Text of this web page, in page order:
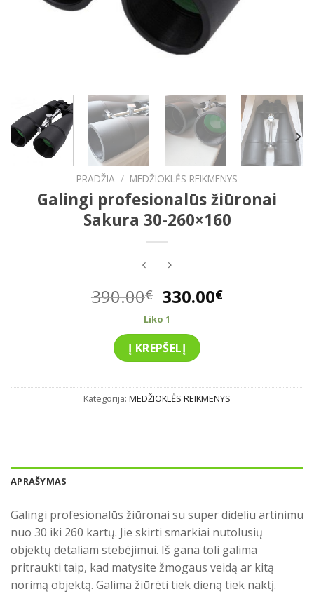
PRADŽIA / MEDŽIOKLĖS REIKMENYS
Galingi profesionalūs žiūronai
Sakura 30-260×160
390.00€ Original
price
was:
390.00€.
330.00€Current
Liko 1
Į KREPŠELĮ
Kategorija: MEDŽIOKLĖS REIKMENYS
APRAŠYMAS
Galingi profesionalūs žiūronai su super dideliu artinimu
nuo 30 iki 260 kartų. Jie skirti smarkiai nutolusių
objektų detaliam stebėjimui. Iš gana toli galima
pritraukti taip, kad matysite žmogaus veidą ar kitą
norimą objektą. Galima žiūrėti tiek dieną tiek naktį.